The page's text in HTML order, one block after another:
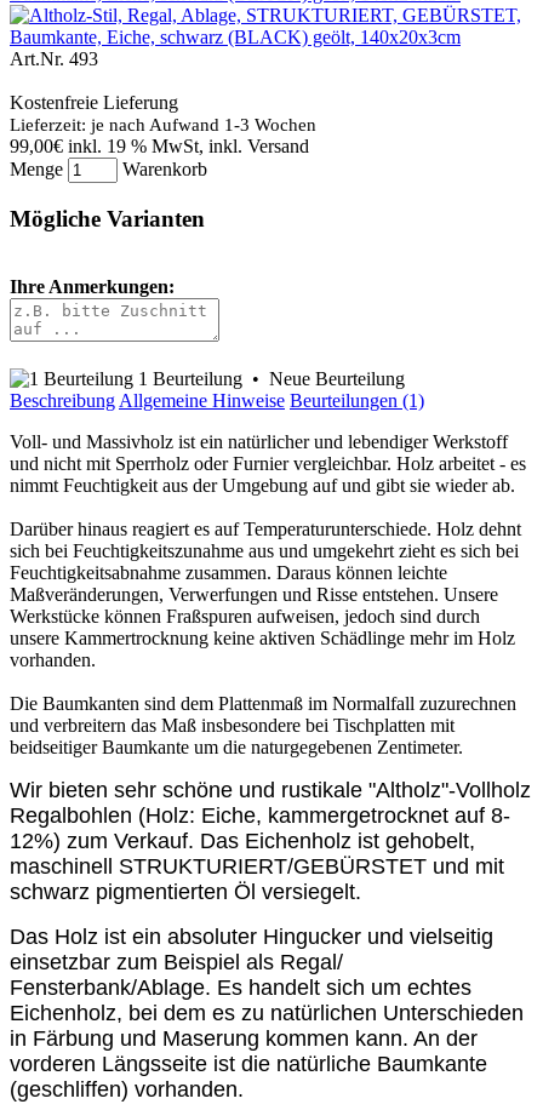
Art.Nr. 493
Kostenfreie Lieferung
Lieferzeit: je nach Aufwand 1-3 Wochen
99,00€ inkl. 19 % MwSt, inkl. Versand
Menge
Warenkorb
Mögliche Varianten
Ihre Anmerkungen:
1 Beurteilung • Neue Beurteilung
Beschreibung Allgemeine Hinweise Beurteilungen (1)
Voll- und Massivholz ist ein natürlicher und lebendiger Werkstoff
und nicht mit Sperrholz oder Furnier vergleichbar. Holz arbeitet - es
nimmt Feuchtigkeit aus der Umgebung auf und gibt sie wieder ab.
Darüber hinaus reagiert es auf Temperaturunterschiede. Holz dehnt
sich bei Feuchtigkeitszunahme aus und umgekehrt zieht es sich bei
Feuchtigkeitsabnahme zusammen. Daraus können leichte
Maßveränderungen, Verwerfungen und Risse entstehen. Unsere
Werkstücke können Fraßspuren aufweisen, jedoch sind durch
unsere Kammertrocknung keine aktiven Schädlinge mehr im Holz
vorhanden.
Die Baumkanten sind dem Plattenmaß im Normalfall zuzurechnen
und verbreitern das Maß insbesondere bei Tischplatten mit
beidseitiger Baumkante um die naturgegebenen Zentimeter.
Wir bieten sehr schöne und rustikale "Altholz"-Vollholz
Regalbohlen (Holz: Eiche, kammergetrocknet auf 8-
12%) zum Verkauf. Das Eichenholz ist gehobelt,
maschinell STRUKTURIERT/GEBÜRSTET und mit
schwarz pigmentierten Öl versiegelt.
Das Holz ist ein absoluter Hingucker und vielseitig
einsetzbar zum Beispiel als Regal/
Fensterbank/Ablage. Es handelt sich um echtes
Eichenholz, bei dem es zu natürlichen Unterschieden
in Färbung und Maserung kommen kann. An der
vorderen Längsseite ist die natürliche Baumkante
(geschliffen) vorhanden.